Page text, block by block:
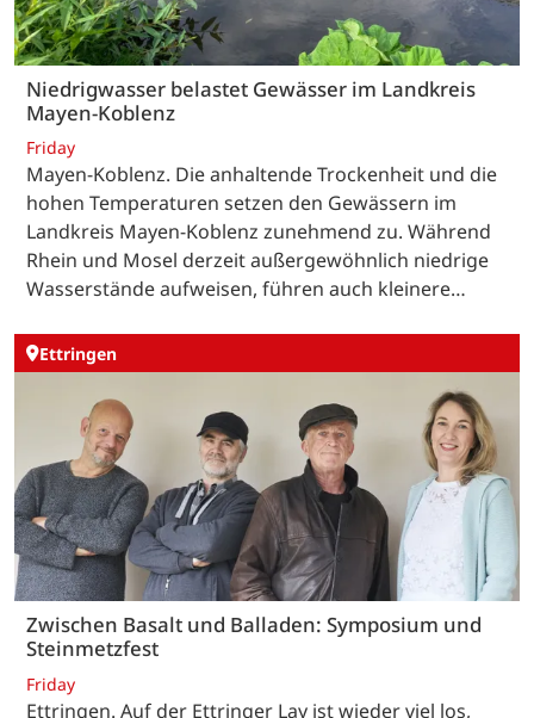
Niedrigwasser belastet Gewässer im Landkreis
Mayen-Koblenz
Friday
Mayen-Koblenz. Die anhaltende Trockenheit und die
hohen Temperaturen setzen den Gewässern im
Landkreis Mayen-Koblenz zunehmend zu. Während
Rhein und Mosel derzeit außergewöhnlich niedrige
Wasserstände aufweisen, führen auch kleinere…
Ettringen
Zwischen Basalt und Balladen: Symposium und
Steinmetzfest
Friday
Ettringen. Auf der Ettringer Lay ist wieder viel los,